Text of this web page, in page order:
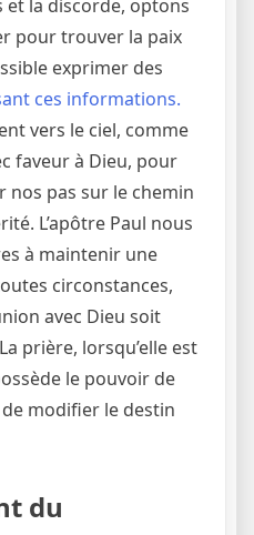
la discorde, optons
pour trouver la paix
exprimer des
ces informations.
vers le ciel, comme
faveur à Dieu, pour
nos pas sur le chemin
L’apôtre Paul nous
à maintenir une
circonstances,
avec Dieu soit
prière, lorsqu’elle est
le pouvoir de
modifier le destin
du